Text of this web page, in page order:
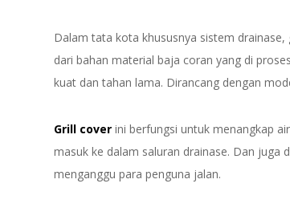
Dalam tata kota khususnya sistem
dari bahan material baja coran yang di
kuat dan tahan lama. Dirancang dengan
Grill cover ini berfungsi untuk menangkap
masuk ke dalam saluran drainase. Dan juga
menganggu para penguna jalan.